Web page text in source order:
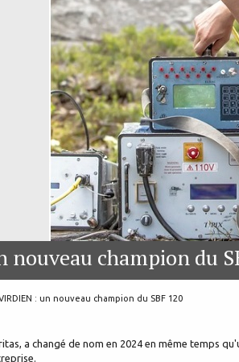
nouveau champion du
: un nouveau champion du SBF 120
a changé de nom en 2024 en même temps